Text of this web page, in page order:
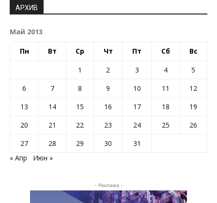
АРХИВ
Май 2013
Пн Вт Ср Чт Пт Сб Вс
1 2 3 4
5
6
7 8 9 10 11
12
13
14 15 16 17 18
19
20
21 22 23 24 25
26
27
28 29 30
31
« Апр
Июн »
- Реклама -